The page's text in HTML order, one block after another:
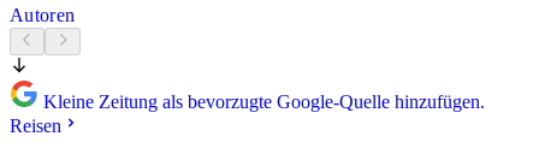
Autoren
Kleine Zeitung als bevorzugte Google-Quelle hinzufügen.
Reisen